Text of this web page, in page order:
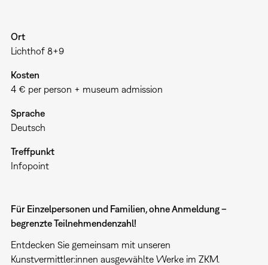
Ort
Lichthof 8+9
Kosten
4 € per person + museum admission
Sprache
Deutsch
Treffpunkt
Infopoint
Für Einzelpersonen und Familien, ohne Anmeldung –
begrenzte Teilnehmendenzahl!
Entdecken Sie gemeinsam mit unseren
Kunstvermittler:innen ausgewählte Werke im ZKM.